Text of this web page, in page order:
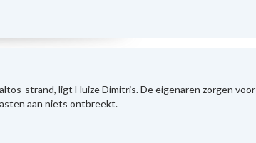
strand, ligt Huize Dimitris. De eigenaren zorgen voor
aan niets ontbreekt.